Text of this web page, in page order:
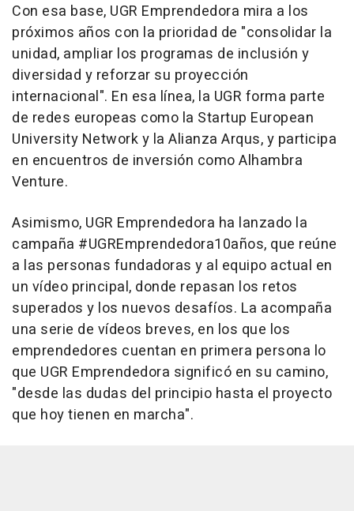
Con esa base, UGR Emprendedora mira a los
próximos años con la prioridad de "consolidar la
unidad, ampliar los programas de inclusión y
diversidad y reforzar su proyección
internacional". En esa línea, la UGR forma parte
de redes europeas como la Startup European
University Network y la Alianza Arqus, y participa
en encuentros de inversión como Alhambra
Venture.
Asimismo, UGR Emprendedora ha lanzado la
campaña #UGREmprendedora10años, que reúne
a las personas fundadoras y al equipo actual en
un vídeo principal, donde repasan los retos
superados y los nuevos desafíos. La acompaña
una serie de vídeos breves, en los que los
emprendedores cuentan en primera persona lo
que UGR Emprendedora significó en su camino,
"desde las dudas del principio hasta el proyecto
que hoy tienen en marcha".